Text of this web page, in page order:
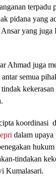
terpadu
pidana yang
yang juga
Ahmad juga
semua
koordinasi
dalam upaya
tindakan
Kumalasari.